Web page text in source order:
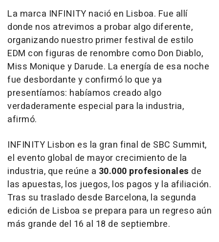
La marca INFINITY nació en Lisboa. Fue allí
donde nos atrevimos a probar algo diferente,
organizando nuestro primer festival de estilo
EDM con figuras de renombre como Don Diablo,
Miss Monique y Darude. La energía de esa noche
fue desbordante y confirmó lo que ya
presentíamos: habíamos creado algo
verdaderamente especial para la industria,
afirmó.
INFINITY Lisbon es la gran final de SBC Summit,
el evento global de mayor crecimiento de la
industria, que reúne a 30.000 profesionales de
las apuestas, los juegos, los pagos y la afiliación.
Tras su traslado desde Barcelona, la segunda
edición de Lisboa se prepara para un regreso aún
más grande del 16 al 18 de septiembre.